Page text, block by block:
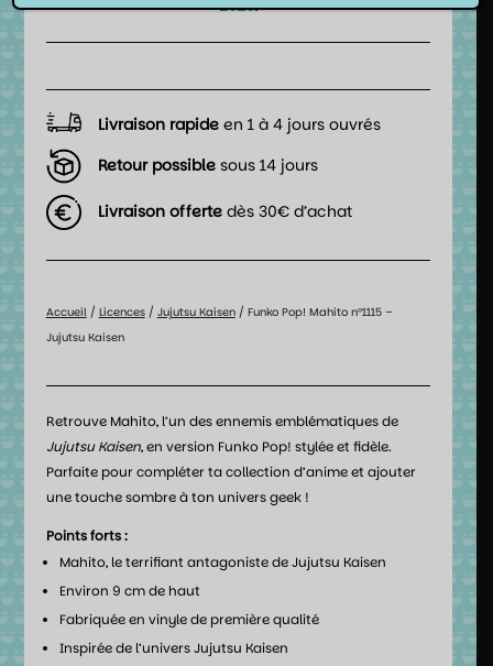
2026.
Livraison rapide en 1 à 4 jours ouvrés
Retour possible sous 14 jours
Livraison offerte dès 30€ d’achat
Accueil/ Licences/ Jujutsu Kaisen/ Funko Pop! Mahito n°1115 –
Jujutsu Kaisen
Retrouve Mahito, l’un des ennemis emblématiques de
Jujutsu Kaisen, en version Funko Pop! stylée et fidèle.
Parfaite pour compléter ta collection d’anime et ajouter
une touche sombre à ton univers geek !
Points forts :
Mahito, le terrifiant antagoniste de Jujutsu Kaisen
Environ 9 cm de haut
Fabriquée en vinyle de première qualité
Inspirée de l’univers Jujutsu Kaisen